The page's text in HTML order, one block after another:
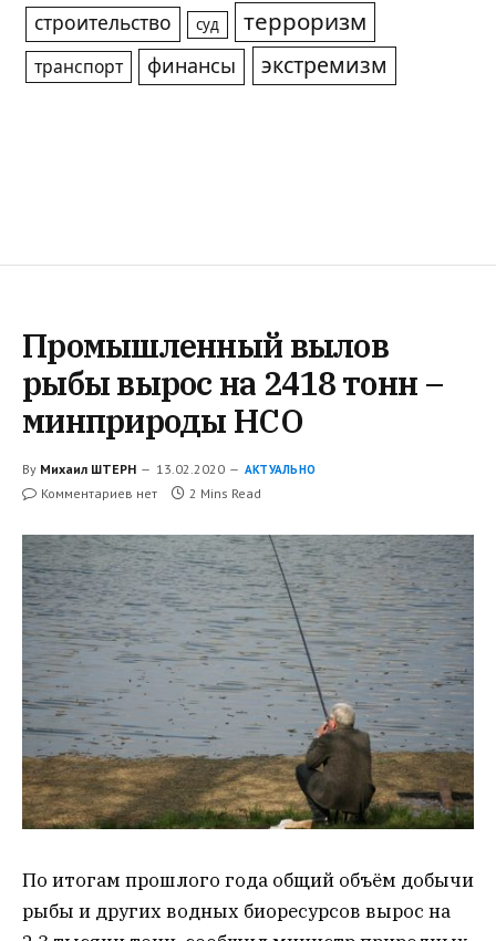
строительство суд терроризм
транспорт финансы экстремизм
Промышленный вылов
рыбы вырос на 2418 тонн –
минприроды НСО
By Михаил ШТЕРН 13.02.2020 АКТУАЛЬНО
Комментариев нет 2 Mins Read
По итогам прошлого года общий объём добычи
рыбы и других водных биоресурсов вырос на